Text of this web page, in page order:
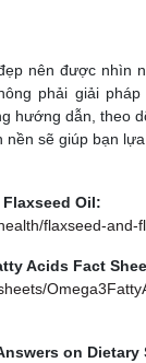
nên được nhìn
phải giải
hướng dẫn, theo
nền sẽ giúp bạn
Flaxseed Oil:
flaxseed-and-
Acids Fact
on Dietary